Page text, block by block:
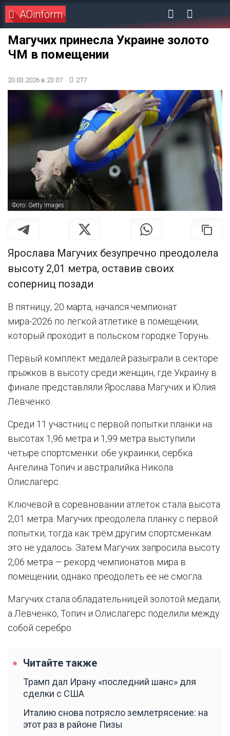
AOinform
Магучих принесла Украине золото
ЧМ в помещении
20.03.2026 в 23:07 277
Фото: Getty Images
Ярослава Магучих безупречно преодолела
высоту 2,01 метра, оставив своих
соперниц позади
В пятницу, 20 марта, начался чемпионат
мира-2026 по легкой атлетике в помещении,
который проходит в польском городке Торунь.
Первый комплект медалей разыграли в секторе
прыжков в высоту среди женщин, где Украину в
финале представляли Ярослава Магучих и Юлия
Левченко.
Среди 11 участниц с первой попытки планки на
высотах 1,96 метра и 1,99 метра выступили
четыре спортсменки: обе украинки, сербка
Ангелина Топич и австралийка Никола
Олислагерс.
Ключевой в соревновании атлеток стала высота
2,01 метра. Магучих преодолела планку с первой
попытки, тогда как трём другим спортсменкам
это не удалось. Затем Магучих запросила высоту
2,06 метра — рекорд чемпионатов мира в
помещении, однако преодолеть ее не смогла.
Магучих стала обладательницей золотой медали,
а Левченко, Топич и Олислагерс поделили между
собой серебро.
Читайте также
Трамп дал Ирану «последний шанс» для
сделки с США
Италию снова потрясло землетрясение: на
этот раз в районе Пизы